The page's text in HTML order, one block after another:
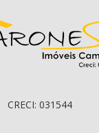
CRECI: 031544